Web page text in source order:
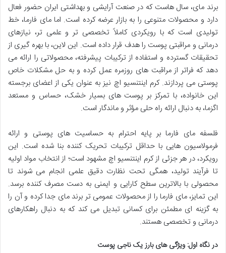
برند مای، سال هاست که در صنعت آرایشی و بهداشتی ایران حضور فعال
دارد و محصولات متنوعی را به بازار عرضه کرده است. اما مای فارما، خط
تولیدی است که با رویکردی کاملاً تخصصی تر و علمی تر، نیازهای
درمانی و مراقبتی پوست را هدف قرار داده است. این لاین، با بهره گیری از
تحقیقات گسترده و استفاده از ترکیبات پیشرفته، محصولاتی را ارائه می
دهد که فراتر از مراقبت های روزمره عمل کرده و به حل مشکلات خاص
پوستی می پردازند. کرم اینتنسیو اچ نیز به عنوان یکی از اعضای برجسته
این خانواده، با تمرکز بر پوست های بسیار خشک، حساس و مستعد
اگزما، به دنبال ارائه راه حلی مؤثر و ماندگار است.
فلسفه مای فارما بر پایه احترام به حساسیت های پوستی و ارائه
فرمولاسیون هایی با حداقل ترکیبات تحریک کننده بنا شده است. این
رویکرد، در هر جزئی از کرم اینتنسیو اچ مشهود است؛ از انتخاب مواد اولیه
تا فرآیند تولید، همگی تحت نظارت دقیق علمی انجام می شوند تا
محصولی با بالاترین سطح کارایی و ایمنی به دست مصرف کننده برسد.
این تمایز، مای فارما را از محصولات عمومی تر برند مای جدا کرده و آن را
به گزینه ای مطمئن برای کسانی تبدیل می کند که به دنبال راهکارهای
درمانی و تخصصی هستند.
در نگاه اول: ویژگی های بارز یک ناجی پوست